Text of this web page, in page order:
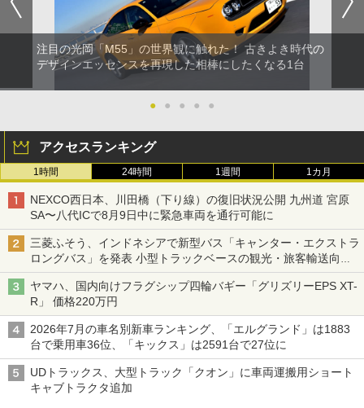
注目の光岡「M55」の世界観に触れた！ 古きよき時代の
デザインエッセンスを再現した相棒にしたくなる1台
● ● ● ● ●
アクセスランキング
1時間 24時間 1週間 1カ月
NEXCO西日本、川田橋（下り線）の復旧状況公開 九州道 宮原
SA〜八代ICで8月9日中に緊急車両を通行可能に
三菱ふそう、インドネシアで新型バス「キャンター・エクストラ
ロングバス」を発表 小型トラックベースの観光・旅客輸送向け
バス
ヤマハ、国内向けフラグシップ四輪バギー「グリズリーEPS XT-
R」 価格220万円
2026年7月の車名別新車ランキング、「エルグランド」は1883
台で乗用車36位、「キックス」は2591台で27位に
UDトラックス、大型トラック「クオン」に車両運搬用ショート
キャブトラクタ追加